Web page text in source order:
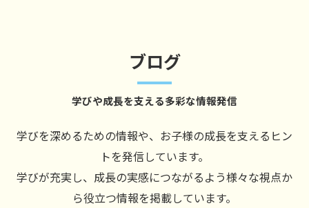
学びや成長を支える多彩な情報発信
ブログ
学びを深めるための情報や、お子様の成長を支えるヒン
トを発信しています。
学びが充実し、成長の実感につながるよう様々な視点か
ら役立つ情報を掲載しています。